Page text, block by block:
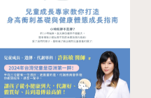
這本書？】
疫情，要將實體教學轉換
師補教業與才藝班老師